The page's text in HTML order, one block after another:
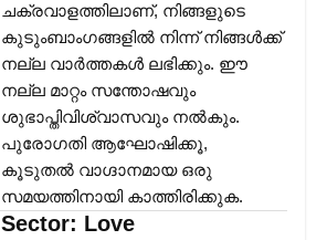
ചക്രവാളത്തിലാണ്, നിങ്ങളുടെ
കുടുംബാംഗങ്ങളിൽ നിന്ന് നിങ്ങൾക്ക്
നല്ല വാർത്തകൾ ലഭിക്കും. ഈ
നല്ല മാറ്റം സന്തോഷവും
ശുഭാപ്തിവിശ്വാസവും നൽകും.
പുരോഗതി ആഘോഷിക്കൂ,
കൂടുതൽ വാഗ്ദാനമായ ഒരു
സമയത്തിനായി കാത്തിരിക്കുക.
Sector: Love